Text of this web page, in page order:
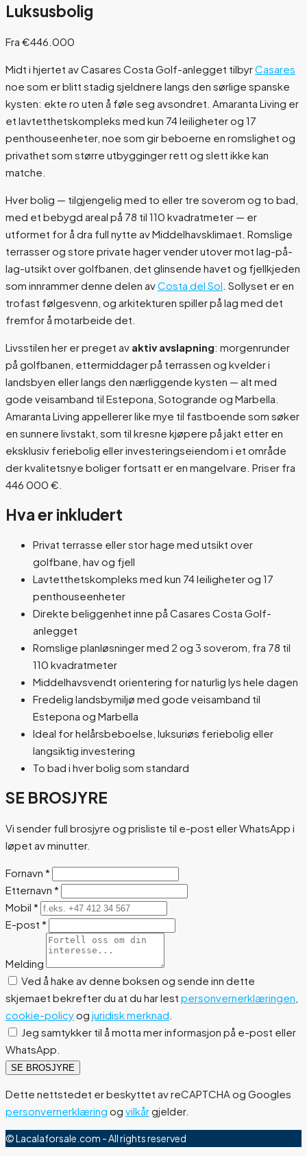
Luksusbolig
Fra €446.000
Midt i hjertet av Casares Costa Golf-anlegget tilbyrCasares
noe som er blitt stadig sjeldnere langs den sørlige spanske
kysten: ekte ro uten å føle seg avsondret. Amaranta Living er
et lavtetthetskompleks med kun 74 leiligheter og 17
penthouseenheter, noe som gir beboerne en romslighet og
privathet som større utbygginger rett og slett ikke kan
matche.
Hver bolig — tilgjengelig med to eller tre soverom og to bad,
med et bebygd areal på 78 til 110 kvadratmeter — er
utformet for å dra full nytte av Middelhavsklimaet. Romslige
terrasser og store private hager vender utover mot lag-på-
lag-utsikt over golfbanen, det glinsende havet og fjellkjeden
som innrammer denne delen avCosta del Sol . Sollyset er en
trofast følgesvenn, og arkitekturen spiller på lag med det
fremfor å motarbeide det.
Livsstilen her er preget av aktiv avslapning: morgenrunder
på golfbanen, ettermiddager på terrassen og kvelder i
landsbyen eller langs den nærliggende kysten — alt med
gode veisamband til Estepona, Sotogrande og Marbella.
Amaranta Living appellerer like mye til fastboende som søker
en sunnere livstakt, som til kresne kjøpere på jakt etter en
eksklusiv feriebolig eller investeringseiendom i et område
der kvalitetsnye boliger fortsatt er en mangelvare. Priser fra
446 000 €.
Hva er inkludert
Privat terrasse eller stor hage med utsikt over
golfbane, hav og fjell
Lavtetthetskompleks med kun 74 leiligheter og 17
penthouseenheter
Direkte beliggenhet inne på Casares Costa Golf-
anlegget
Romslige planløsninger med 2 og 3 soverom, fra 78 til
110 kvadratmeter
Middelhavsvendt orientering for naturlig lys hele dagen
Fredelig landsbymiljø med gode veisamband til
Estepona og Marbella
Ideal for helårsbeboelse, luksuriøs feriebolig eller
langsiktig investering
To bad i hver bolig som standard
SE BROSJYRE
Vi sender full brosjyre og prisliste til e-post eller WhatsApp i
løpet av minutter.
Fornavn *
Etternavn *
Mobil *
E-post *
Melding
Ved å hake av denne boksen og sende inn dette
skjemaet bekrefter du at du har lest personvernerklæringen
cookie-policyog juridisk merknad
Jeg samtykker til å motta mer informasjon på e-post eller
WhatsApp.
SE BROSJYRE
Dette nettstedet er beskyttet av reCAPTCHA og Googles
personvernerklæring og vilkårgjelder.
© Lacalaforsale.com - All rights reserved